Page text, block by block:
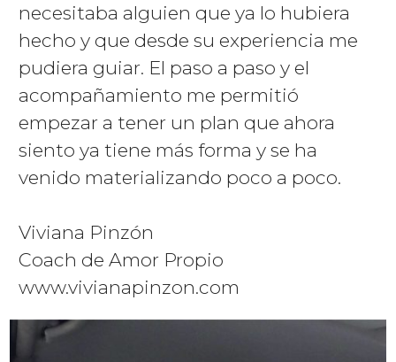
necesitaba alguien que ya lo hubiera
hecho y que desde su experiencia me
pudiera guiar. El paso a paso y el
acompañamiento me permitió
empezar a tener un plan que ahora
siento ya tiene más forma y se ha
venido materializando poco a poco.
Viviana Pinzón
Coach de Amor Propio
www.vivianapinzon.com